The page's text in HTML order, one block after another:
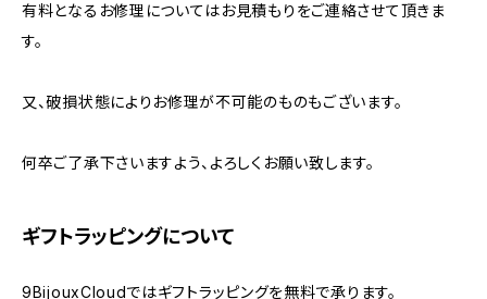
有料となるお修理についてはお見積もりをご連絡させて頂きま
す。
又、破損状態によりお修理が不可能のものもございます。
何卒ご了承下さいますよう、よろしくお願い致します。
ギフトラッピングについて
9BijouxCloudではギフトラッピングを無料で承ります。